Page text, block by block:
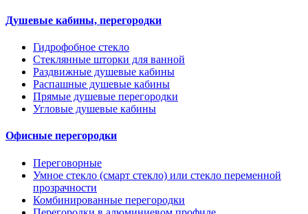
Душевые кабины, перегородки
Гидрофобное стекло
Стеклянные шторки для ванной
Раздвижные душевые кабины
Распашные душевые кабины
Прямые душевые перегородки
Угловые душевые кабины
Офисные перегородки
Переговорные
Умное стекло (смарт стекло) или стекло переменной
прозрачности
Комбинированные перегородки